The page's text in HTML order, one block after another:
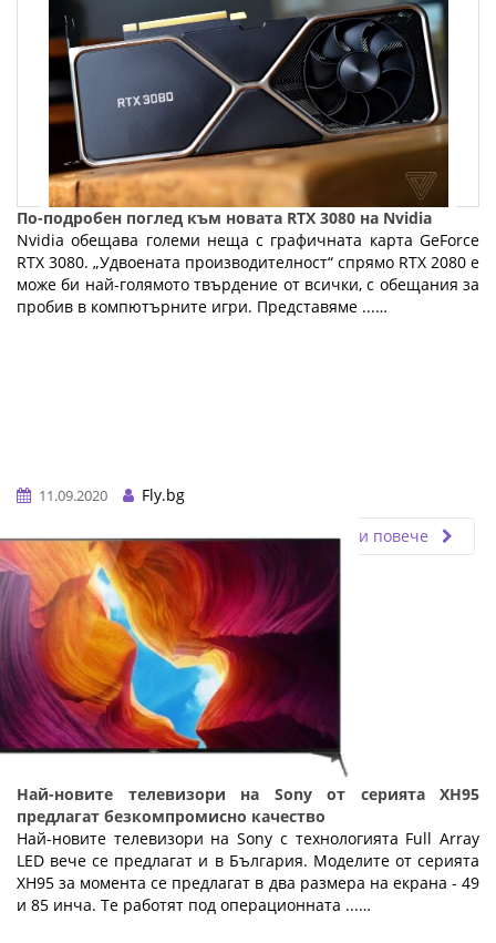
По-подробен поглед към новата RTX 3080 на Nvidia
Nvidia обещава големи неща с графичната карта GeForce
RTX 3080. „Удвоената производителност“ спрямо RTX 2080 е
може би най-голямото твърдение от всички, с обещания за
пробив в компютърните игри. Представяме ...…
11.09.2020
Fly.bg
Прочети повече
Най-новите телевизори на Sony от серията XH95
предлагат безкомпромисно качество
Най-новите телевизори на Sony с технологията Full Array
LED вече се предлагат и в България. Моделите от серията
XH95 за момента се предлагат в два размера на екрана - 49
и 85 инча. Те работят под операционната ...…